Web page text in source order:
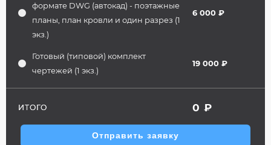
формате DWG (автокад) - поэтажные
планы, план кровли и один разрез (1
экз.)
6 000 ₽
Готовый (типовой) комплект
чертежей (1 экз.)
19 000 ₽
ИТОГО 0 ₽
Отправить заявку